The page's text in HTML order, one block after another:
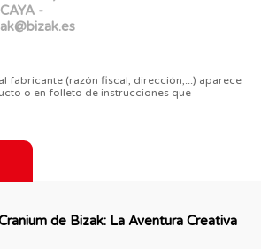
-
fabricante (razón fiscal, dirección,...) aparece
o en folleto de instrucciones que
de Bizak: La Aventura Creativa